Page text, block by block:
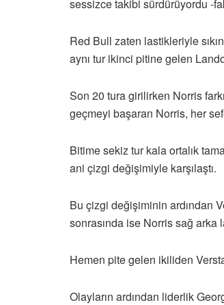
sessizce takibi sürdürüyordu -
Red Bull zaten lastikleriyle
aynı tur ikinci pitine gelen
Son 20 tura girilirken Norris
geçmeyi başaran Norris, her
Bitime sekiz tur kala ortalık
ani çizgi değişimiyle karşılaştı.
Bu çizgi değişiminin ardından
sonrasında ise Norris sağ arka
Hemen pite gelen ikiliden
Olayların ardından liderlik